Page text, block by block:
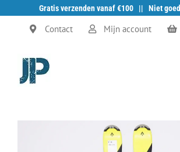
Gratis verzenden vanaf €100 || Niet
Ga
Contact Mijn account